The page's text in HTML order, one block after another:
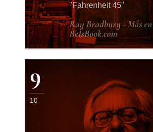
Fahrenheit 45
Ray Bradbury - Más en
BeIsBook.com
9
10